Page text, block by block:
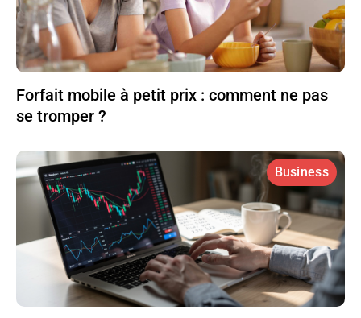
Forfait mobile à petit prix : comment ne pas
se tromper ?
Business